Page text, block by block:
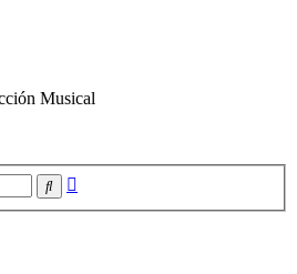
Musical
Buscar